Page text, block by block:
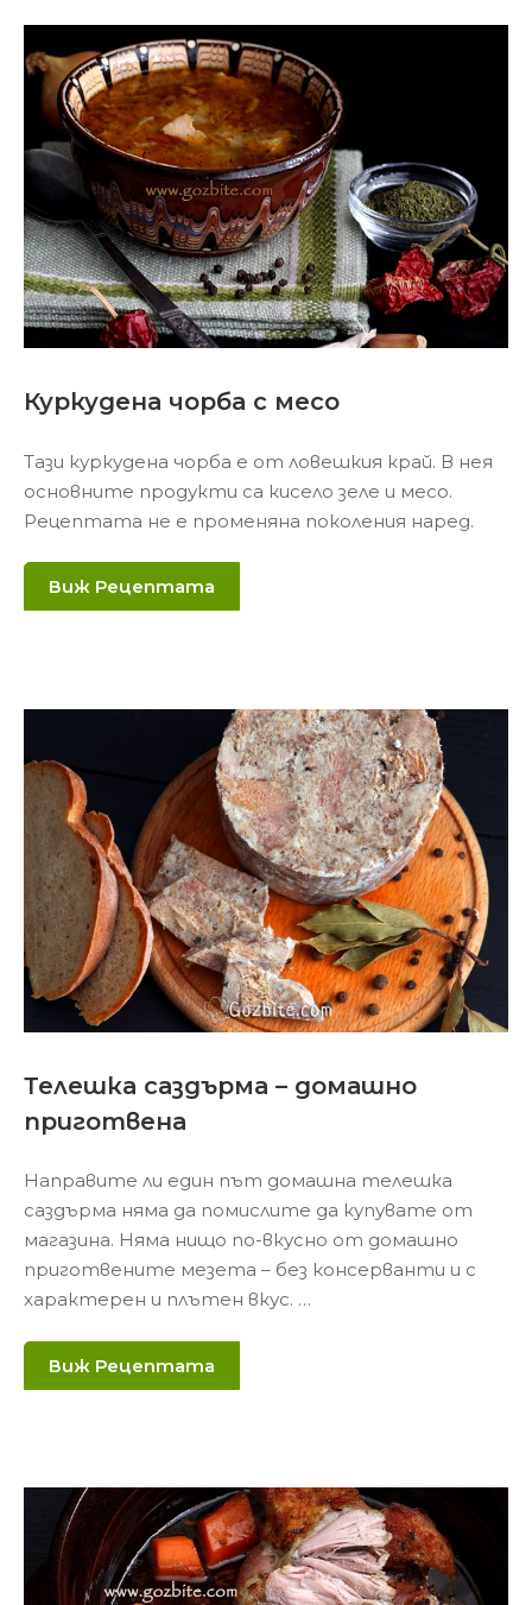
Куркудена чорба с месо
Тази куркудена чорба е от ловешкия край. В нея
основните продукти са кисело зеле и месо.
Рецептата не е променяна поколения наред.
Виж Рецептата
Телешка саздърма – домашно
приготвена
Направите ли един път домашна телешка
саздърма няма да помислите да купувате от
магазина. Няма нищо по-вкусно от домашно
приготвените мезета – без консерванти и с
характерен и плътен вкус. …
Виж Рецептата